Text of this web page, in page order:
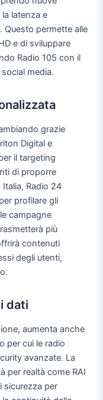
latenza e
Questo permette alle
e di sviluppare
Radio 105 con il
media.
grazie
Digital e
il targeting
di proporre
Radio 24
profilare gli
campagne
più
contenuti
degli utenti,
dati
aumenta anche
per cui le radio
avanzate. La
per realtà come RAI
sicurezza per